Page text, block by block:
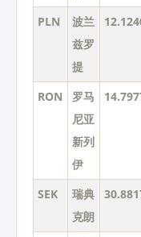
PLN
波兰
兹罗
提
RON
罗马
尼亚
新列
伊
SEK
瑞典
克朗